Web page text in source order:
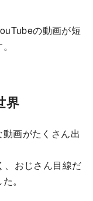
の動画が短
界
画がたくさん出
、おじさん目線だ
。